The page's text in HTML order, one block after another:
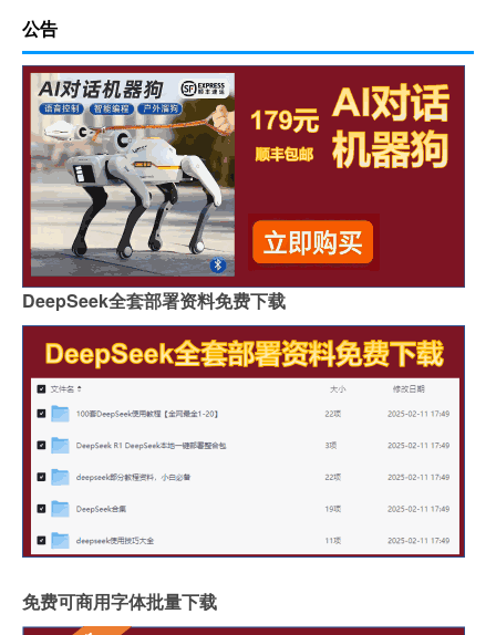
公告
DeepSeek全套部署资料免费下载
免费可商用字体批量下载